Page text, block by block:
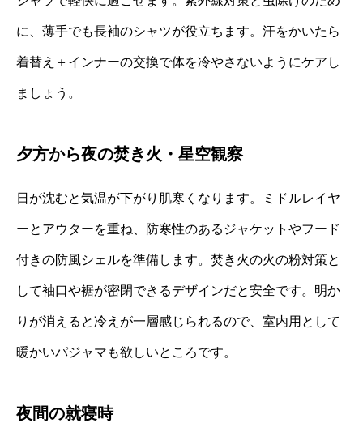
に、薄手でも長袖のシャツが役立ちます。汗をかいたら
着替え＋インナーの交換で体を冷やさないようにケアし
ましょう。
夕方から夜の焚き火・星空観察
日が沈むと気温が下がり肌寒くなります。ミドルレイヤ
ーとアウターを重ね、防寒性のあるジャケットやフード
付きの防風シェルを準備します。焚き火の火の粉対策と
して袖口や裾が密閉できるデザインだと安全です。明か
りが消えると冷えが一層感じられるので、室内用として
暖かいパジャマも欲しいところです。
夜間の就寝時